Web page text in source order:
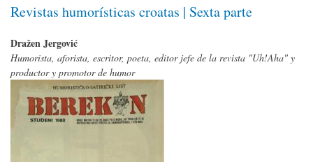
Revistas humorísticas croatas | Sexta parte
Dražen Jergović
Humorista, aforista, escritor, poeta, editor jefe de la revista "Uh!Aha" y
productor y promotor de humor